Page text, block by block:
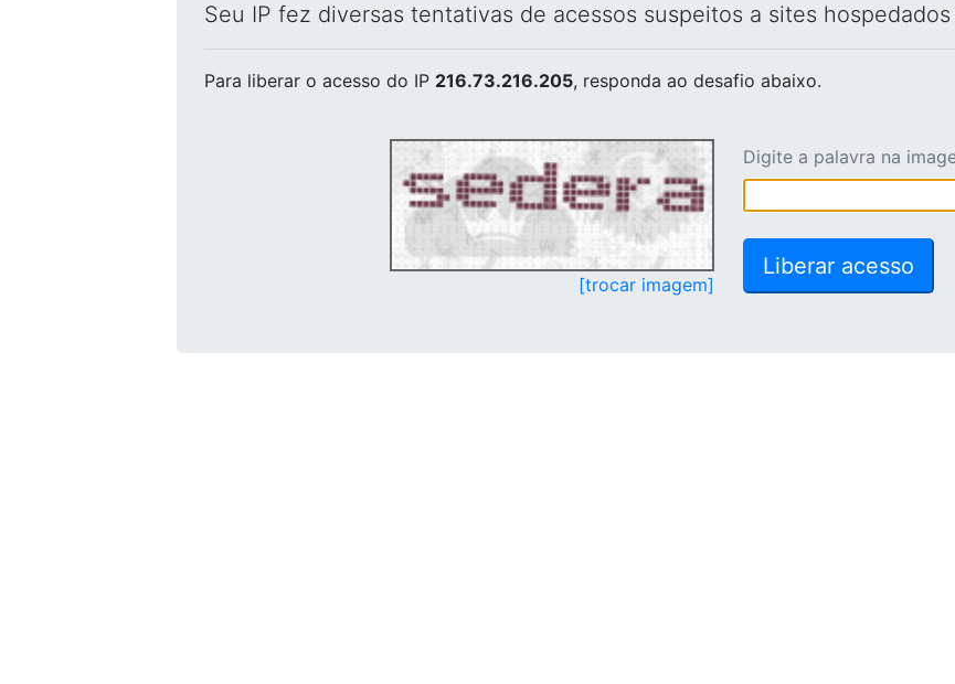
Seu IP fez diversas tentativas de acessos suspeitos a sites
Para liberar o acesso do IP 216.73.216.205, responda ao desafio abaixo.
[trocar imagem]
Digite a palavra na